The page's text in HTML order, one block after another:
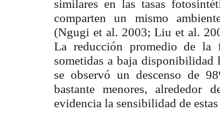
similares en las tasas
comparten un mismo
(Ngugi et al. 2003; Liu et al.
La reducción promedio de la
sometidas a baja
se observó un descenso de
bastante menores, alrededor
evidencia la sensibilidad de